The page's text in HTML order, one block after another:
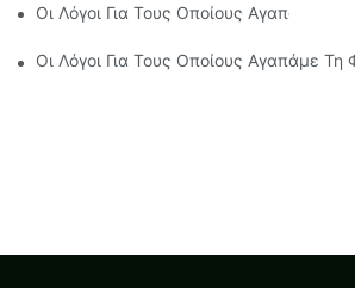
Οι Λόγοι Για Τους Οποίους Αγαπάμε Το
Οι Λόγοι Για Τους Οποίους Αγαπάμε Τη